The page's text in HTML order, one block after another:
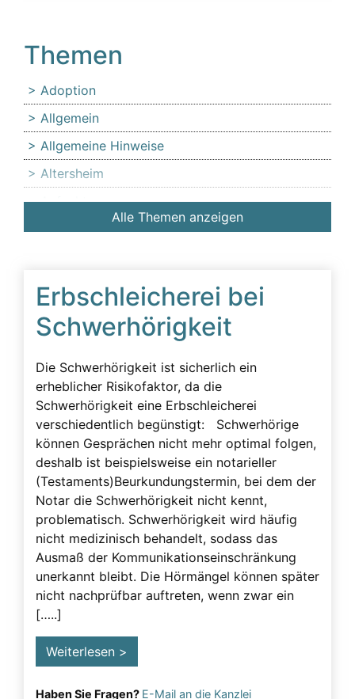
Erbschleicherei bei
Schwerhörigkeit
Die Schwerhörigkeit ist sicherlich ein
erheblicher Risikofaktor, da die
Schwerhörigkeit eine Erbschleicherei
verschiedentlich begünstigt: Schwerhörige
können Gesprächen nicht mehr optimal folgen,
deshalb ist beispielsweise ein notarieller
(Testaments)Beurkundungstermin, bei dem der
Notar die Schwerhörigkeit nicht kennt,
problematisch. Schwerhörigkeit wird häufig
nicht medizinisch behandelt, sodass das
Ausmaß der Kommunikationseinschränkung
unerkannt bleibt. Die Hörmängel können später
nicht nachprüfbar auftreten, wenn zwar ein
[…..]
Weiterlesen >
Haben Sie Fragen? E-Mail an die Kanzlei
Themen
Adoption
Allgemein
Allgemeine Hinweise
Altersheim
Anfechtung
Angehörige
Äußerer Tatbestand: Diffamierung von
Familienmitgliedern
Beeinflussung
Beeinflussung – unzulässig
Beeinflussung – Unzulässige – Alarmsignale
Beeinflussung unzulässig
Besuchsverbot
Betreuung
Demenz
Detektiv
Erblasser
Erbscheicherei aus dem sozialen Bereich des
Erblassers
Erbschleicher Alarmsignale
Alle Themen anzeigen